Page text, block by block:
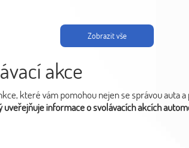
Zobrazit vše
akce
které vám pomohou nejen se správou auta
uveřejňuje informace o svolávacích akcích